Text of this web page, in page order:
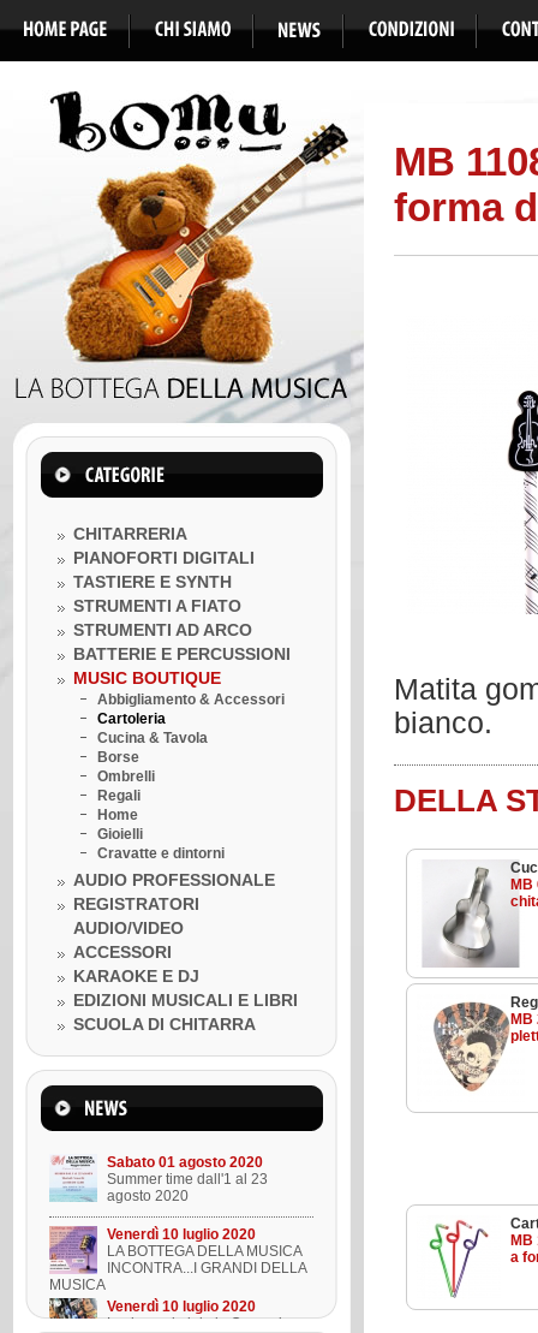
CHITARRERIA
PIANOFORTI DIGITALI
TASTIERE E SYNTH
STRUMENTI A FIATO
STRUMENTI AD ARCO
BATTERIE E PERCUSSIONI
MUSIC BOUTIQUE
Abbigliamento & Accessori
Cartoleria
Cucina & Tavola
Borse
Ombrelli
Regali
Home
Gioielli
Cravatte e dintorni
AUDIO PROFESSIONALE
REGISTRATORI
AUDIO/VIDEO
ACCESSORI
KARAOKE E DJ
EDIZIONI MUSICALI E LIBRI
SCUOLA DI CHITARRA
Venerdì 10 luglio 2020
LA BOTTEGA DELLA MUSICA
INCONTRA...I GRANDI DELLA
MUSICA
Venerdì 10 luglio 2020
Lezione ukulele in Omaggio
Mercoledì 22 marzo 2023
Suono l'ukulele in 8 lezioni
Sabato 01 agosto 2020
Summer time dall'1 al 23
agosto 2020
Venerdì 10 luglio 2020
LA BOTTEGA DELLA MUSICA
INCONTRA...I GRANDI DELLA
MUSICA
Venerdì 10 luglio 2020
Lezione ukulele in Omaggio
MB
forma
Matita
bianco.
DELLA
MB
MB
a